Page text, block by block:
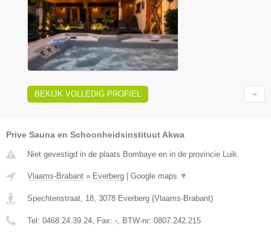
BEKIJK VOLLEDIG PROFIEL
Prive Sauna en Schoonheidsinstituut Akwa
Niet gevestigd in de plaats Bombaye en in de provincie Luik.
Vlaams-Brabant » Everberg Google maps ▼
Spechtenstraat, 18, 3078 Everberg (Vlaams-Brabant)
Tel: 0468.24.39.24, Fax: -, BTW-nr: 0807.242.215